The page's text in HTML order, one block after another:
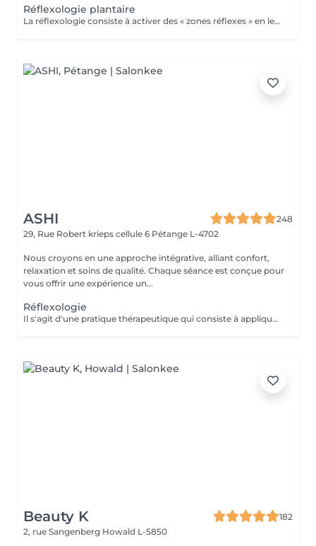
Réflexologie plantaire
La réflexologie consiste à activer des « zones réflexes » en les massant du bout du doigt. Afin de soulager des douleurs à distance et rééquilibrer diverses fonctions vitales. Dans le cas de la réflexologie plantaire, ces fameuses zones sont situées au niveau des pieds. Les réflexologues considèrent qu'elles sont toutes associées à un organe, une partie du corps ou encore à une glande précise. La carte de réflexologie plantaire est vraiment très détaillée !
ASHI
248
29, Rue Robert krieps cellule 6 Pétange L-4702
Nous croyons en une approche intégrative, alliant confort,
relaxation et soins de qualité. Chaque séance est conçue pour
vous offrir une expérience un...
Réflexologie
Il s'agit d'une pratique thérapeutique qui consiste à appliquer une pression sur des points spécifiques des pieds. On pense que ces points correspondent à différents organes et systèmes du corps, favorisant la relaxation et soulageant les tensions.
Beauty K
182
2, rue Sangenberg Howald L-5850